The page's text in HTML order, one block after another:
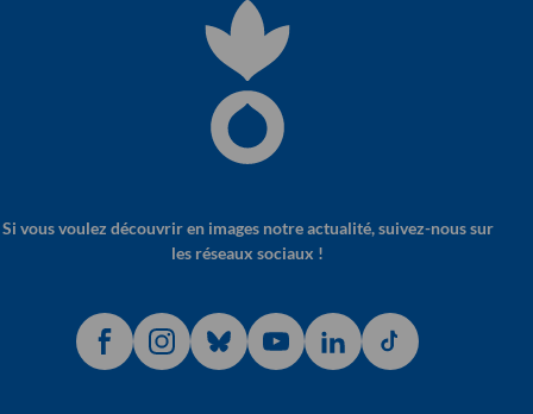
Si vous voulez découvrir en images notre actualité, suivez-nous sur
les réseaux sociaux !